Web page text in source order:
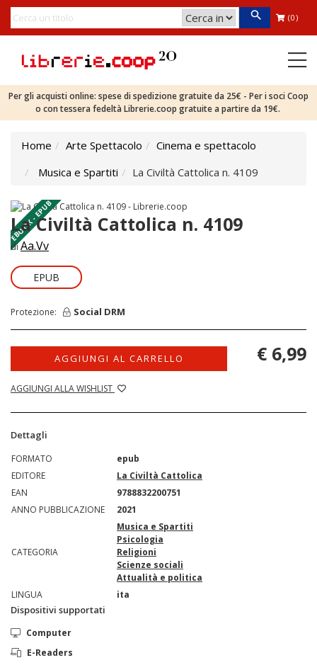
(0)
Per gli acquisti online: spese di spedizione gratuite da 25€ - Per i soci Coop
o con tessera fedeltà Librerie.coop gratuite a partire da 19€.
Home Arte Spettacolo
Cinema e spettacolo
Musica e Spartiti
La Civiltà Cattolica n. 4109
EBOOK - EPUB
La Civiltà Cattolica n. 4109
diAa.Vv
EPUB
Protezione: Social DRM
AGGIUNGI AL CARRELLO
AGGIUNGI ALLA WISHLIST
€ 6,99
Dettagli
FORMATO
epub
EDITORE
La Civiltà Cattolica
EAN
9788832200751
ANNO PUBBLICAZIONE
2021
CATEGORIA
Musica e Spartiti
Psicologia
Religioni
Scienze sociali
Attualità e politica
LINGUA
ita
Dispositivi supportati
Computer
E-Readers